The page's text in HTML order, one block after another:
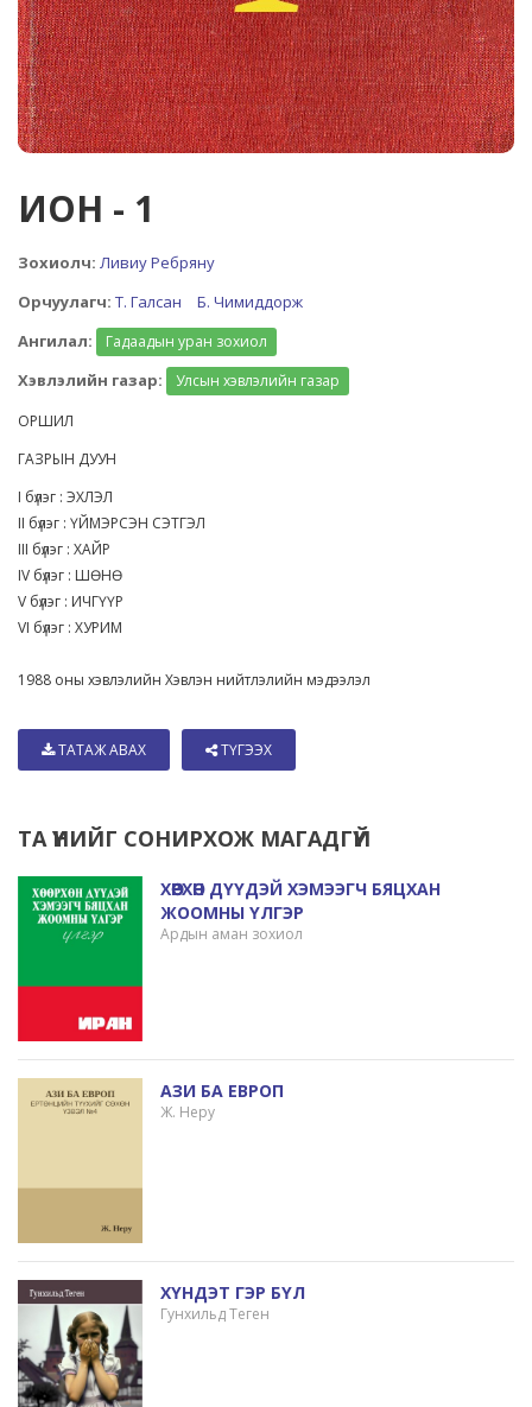
ИОН - 1
Зохиолч: Ливиу Ребряну
Орчуулагч: Т. Галсан
Б. Чимиддорж
Ангилал:
Гадаадын уран зохиол
Хэвлэлийн газар:
Улсын хэвлэлийн газар
ОРШИЛ
ГАЗРЫН ДУУН
I бүлэг : ЭХЛЭЛ
II бүлэг : ҮЙМЭРСЭН СЭТГЭЛ
III бүлэг : ХАЙР
IV бүлэг : ШӨНӨ
V бүлэг : ИЧГҮҮР
VI бүлэг : ХУРИМ
1988 оны хэвлэлийн Хэвлэн нийтлэлийн мэдээлэл
ТАТАЖ АВАХ ТҮГЭЭХ
ТА ҮҮНИЙГ СОНИРХОЖ МАГАДГҮЙ
ХӨӨРХӨН ДҮҮДЭЙ ХЭМЭЭГЧ БЯЦХАН
ЖООМНЫ ҮЛГЭР
Ардын аман зохиол
АЗИ БА ЕВРОП
Ж. Неру
ХҮНДЭТ ГЭР БҮЛ
Гунхильд Теген